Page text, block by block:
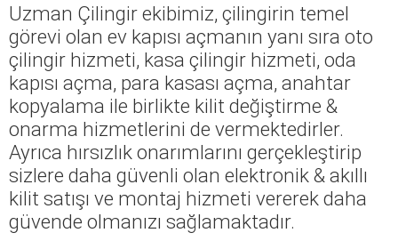
Uzman Çilingir ekibimiz, çilingirin temel
görevi olan ev kapısı açmanın yanı sıra oto
çilingir hizmeti, kasa çilingir hizmeti, oda
kapısı açma, para kasası açma, anahtar
kopyalama ile birlikte kilit değiştirme &
onarma hizmetlerini de vermektedirler.
Ayrıca hırsızlık onarımlarını gerçekleştirip
sizlere daha güvenli olan elektronik & akıllı
kilit satışı ve montaj hizmeti vererek daha
güvende olmanızı sağlamaktadır.